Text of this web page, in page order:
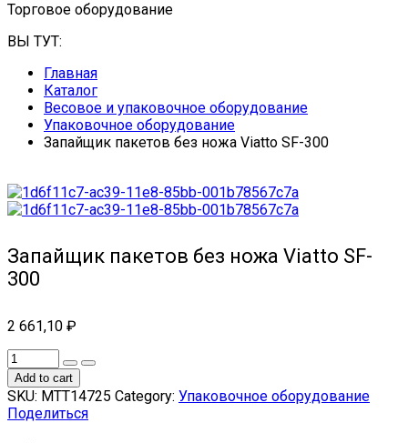
Торговое оборудование
ВЫ ТУТ:
Главная
Каталог
Весовое и упаковочное оборудование
Упаковочное оборудование
Запайщик пакетов без ножа Viatto SF-300
Запайщик пакетов без ножа Viatto SF-
300
2 661,10 ₽
Add to cart
SKU: МТТ14725 Category: Упаковочное оборудование
Поделиться